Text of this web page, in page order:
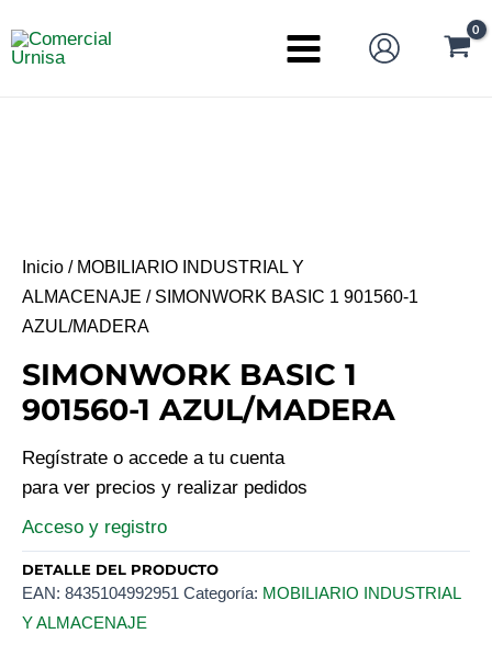
al
Main
Inicio / MOBILIARIO INDUSTRIAL Y
ALMACENAJE / SIMONWORK BASIC 1 901560-1
AZUL/MADERA
SIMONWORK BASIC 1
901560-1 AZUL/MADERA
Regístrate o accede a tu cuenta
para ver precios y realizar pedidos
Acceso y registro
DETALLE DEL PRODUCTO
EAN: 8435104992951 Categoría: MOBILIARIO INDUSTRIAL
Y ALMACENAJE